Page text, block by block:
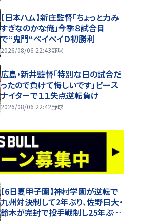
【日本ハム】新庄監督「ちょっと力み
すぎなのかな俺」今季８試合目
で“鬼門“ペイペイＤ初勝利
2026/08/06 22:43野球
広島・新井監督「特別な日の試合だ
ったので負けて悔しいです」ピース
ナイターで１１失点逆転負け
2026/08/06 22:42野球
【6日夏甲子園】神村学園が逆転で
九州対決制して2年ぶり、佐野日大・
鈴木が完封で投手戦制し25年ぶり